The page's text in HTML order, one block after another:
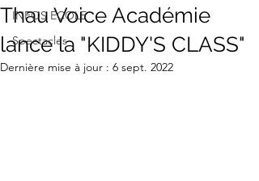
INFOS ECOLE
Spectacles
Thau Voice Académie
lance la "KIDDY'S CLASS"
Dernière mise à jour : 6 sept. 2022